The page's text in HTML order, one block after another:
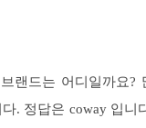
랜드는 어디일까요?
. 정답은 coway 입니